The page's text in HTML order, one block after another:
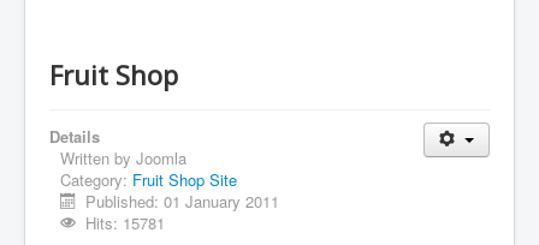
สิ่งแวดล้อมคุ้มหนองคู
มอนเตสซอรี่คุ้มหนองคู
ครอบครัวเล็กคุ้มหนองคู
รางวัลและเกียรติยศ
Fruit Shop
Details
Written by Joomla
Category: Fruit Shop Site
Published: 01 January 2011
Hits: 15781